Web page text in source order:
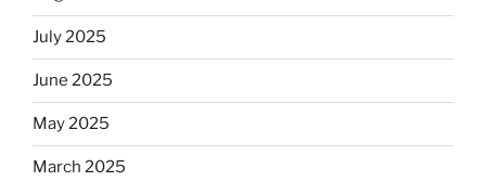
July 2025
June 2025
May 2025
March 2025